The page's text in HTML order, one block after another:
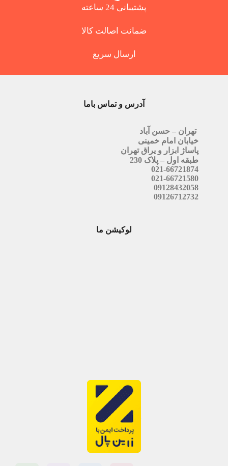
پشتیبانی 24 ساعته
ضمانت اصالت کالا
ارسال سریع
آدرس و تماس باما
تهران – حسن آباد
خیابان امام خمینی
پاساژ ابزار و یراق تهران
طبقه اول – پلاک 230
021-66721874
021-66721580
09128432058
09126712732
لوکیشن ما